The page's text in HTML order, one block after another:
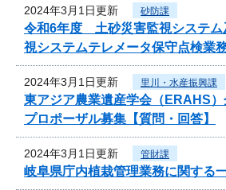
2024年3月1日更新 砂防課
令和6年度 土砂災害監視システム
視システムテレメータ保守点検業
2024年3月1日更新 里川・水産振興課
東アジア農業遺産学会（ERAHS
プロポーザル募集【質問・回答】
2024年3月1日更新 管財課
岐阜県庁内植栽管理業務に関する